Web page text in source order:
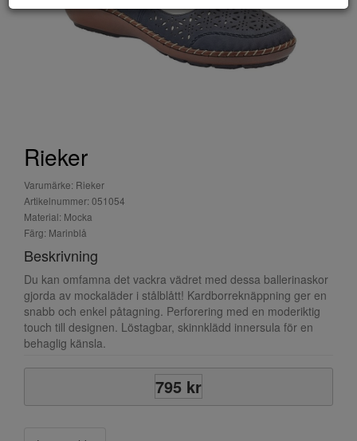
Rieker
Varumärke: Rieker
Artikelnummer: 051054
Material: Mocka
Färg: Marinblå
Beskrivning
Du kan omfamna det vackra vädret med dessa ballerinaskor
gjorda av mockaläder i stålblått! Kardborreknäppning ger en
snabb och enkel påtagning. Perforering med en moderiktig
touch till designen. Löstagbar, skinnklädd innersula för en
behaglig känsla.
795 kr